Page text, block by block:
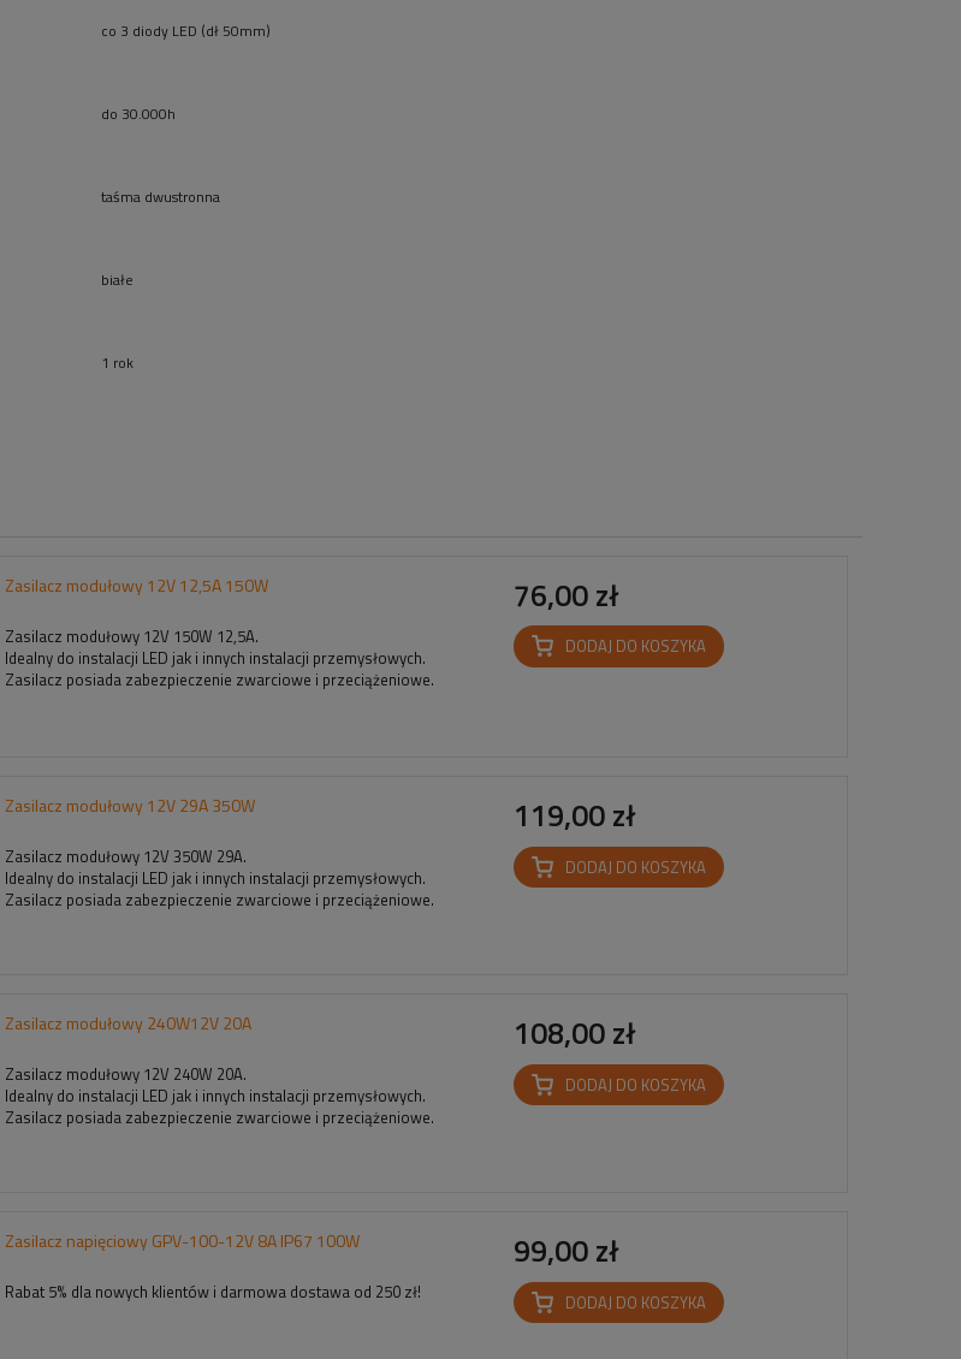
co 3 diody LED (dł 50mm)
do 30.000h
taśma dwustronna
białe
1 rok
Zasilacz modułowy 12V 12,5A 150W
Zasilacz modułowy 12V 150W 12,5A.
Idealny do instalacji LED jak i innych instalacji przemysłowych.
Zasilacz posiada zabezpieczenie zwarciowe i przeciążeniowe.
76,00 zł
DODAJ DO KOSZYKA
Zasilacz modułowy 12V 29A 350W
Zasilacz modułowy 12V 350W 29A.
Idealny do instalacji LED jak i innych instalacji przemysłowych.
Zasilacz posiada zabezpieczenie zwarciowe i przeciążeniowe.
119,00 zł
DODAJ DO KOSZYKA
Zasilacz modułowy 240W12V 20A
Zasilacz modułowy 12V 240W 20A.
Idealny do instalacji LED jak i innych instalacji przemysłowych.
Zasilacz posiada zabezpieczenie zwarciowe i przeciążeniowe.
108,00 zł
DODAJ DO KOSZYKA
Zasilacz napięciowy GPV-100-12V 8A IP67 100W
Rabat 5% dla nowych klientów i darmowa dostawa od 250 zł!
99,00 zł
DODAJ DO KOSZYKA